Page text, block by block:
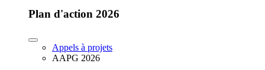
Plan d'action 2026
Appels à projets
AAPG 2026